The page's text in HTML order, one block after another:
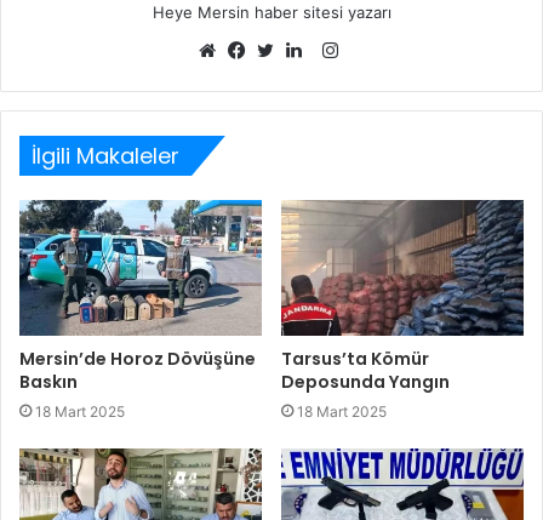
Heye Mersin haber sitesi yazarı
sitesi
Instagram
İlgili Makaleler
Mersin’de Horoz Dövüşüne
Baskın
18 Mart 2025
Tarsus’ta Kömür
Deposunda Yangın
18 Mart 2025